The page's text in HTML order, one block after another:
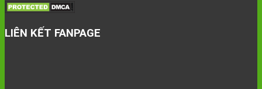
LIÊN KẾT FANPAGE